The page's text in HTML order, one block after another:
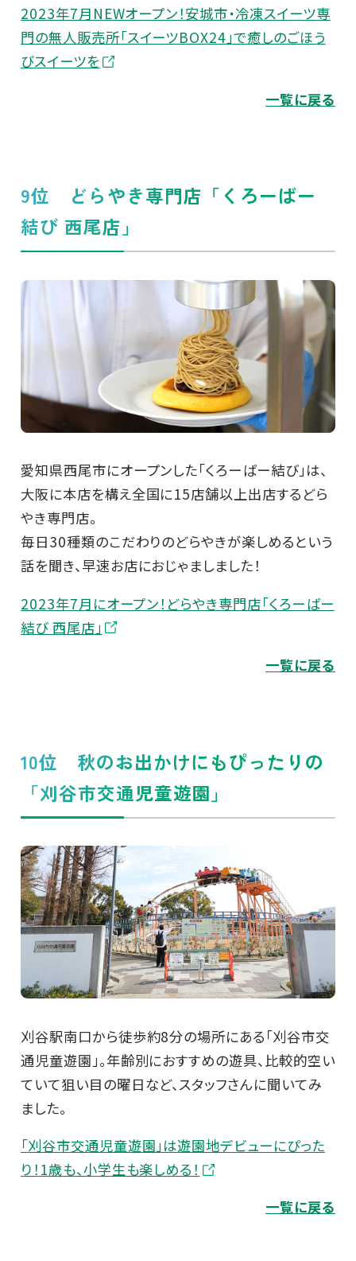
2023年7月NEWオープン！安城市・冷凍スイーツ専
門の無人販売所「スイーツBOX24」で癒しのごほう
びスイーツを
一覧に戻る
9位 どらやき専門店「くろーばー
結び 西尾店」
愛知県西尾市にオープンした「くろーばー結び」は、
大阪に本店を構え全国に15店舗以上出店するどら
やき専門店。
毎日30種類のこだわりのどらやきが楽しめるという
話を聞き、早速お店におじゃましました！
2023年7月にオープン！どらやき専門店「くろーばー
結び 西尾店」
一覧に戻る
10位 秋のお出かけにもぴったりの
「刈谷市交通児童遊園」
刈谷駅南口から徒歩約8分の場所にある「刈谷市交
通児童遊園」。年齢別におすすめの遊具、比較的空い
ていて狙い目の曜日など、スタッフさんに聞いてみ
ました。
「刈谷市交通児童遊園」は遊園地デビューにぴった
り！1歳も、小学生も楽しめる！
一覧に戻る